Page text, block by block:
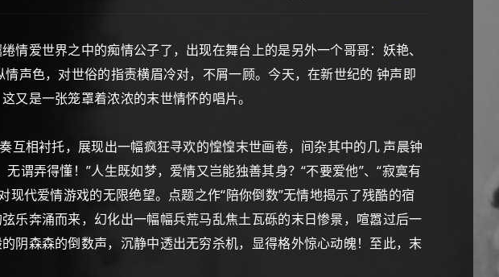
爱世界之中的痴情公子了，出现在舞台上的是另外一个哥哥：妖艳、
声色，对世俗的指责横眉冷对，不屑一顾。今天，在新世纪的 钟声即
又是一张笼罩着浓浓的末世情怀的唱片。
相衬托，展现出一幅疯狂寻欢的惶惶末世画卷，间杂其中的几 声晨钟
谓弄得懂！”人生既如梦，爱情又岂能独善其身？“不要爱他”、“寂寞有
代爱情游戏的无限绝望。点题之作“陪你倒数”无情地揭示了残酷的宿
乐奔涌而来，幻化出一幅幅兵荒马乱焦土瓦砾的末日惨景，喧嚣过后一
阴森森的倒数声，沉静中透出无穷杀机，显得格外惊心动魄！至此，末